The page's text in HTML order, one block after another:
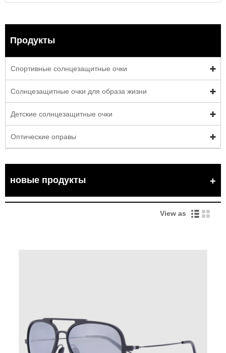
Продукты
Спортивные солнцезащитные очки
Солнцезащитные очки для образа жизни
Детские солнцезащитные очки
Оптические оправы
новые продукты
View as